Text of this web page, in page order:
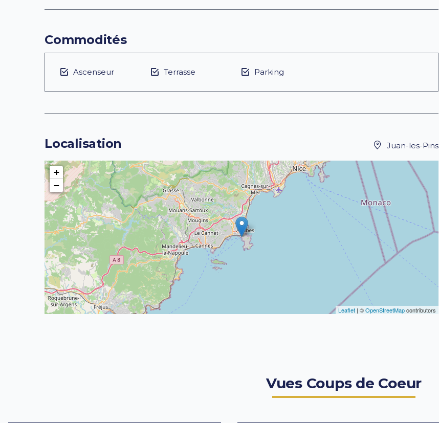
Commodités
Ascenseur Terrasse Parking
Localisation Juan-les-Pins
+
−
Leaflet| ©OpenStreetMapcontributors
Vues Coups de Coeur